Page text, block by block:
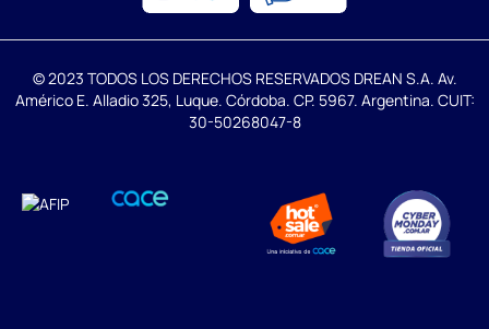
© 2023 TODOS LOS DERECHOS RESERVADOS DREAN S.A. Av.
Américo E. Alladio 325, Luque. Córdoba. CP. 5967. Argentina. CUIT:
30-50268047-8